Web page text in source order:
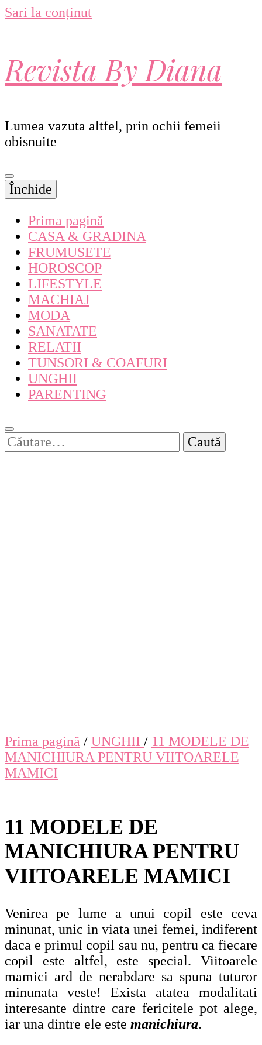
Sari la conținut
Revista By Diana
Lumea vazuta altfel, prin ochii femeii
obisnuite
Închide
Prima pagină
CASA & GRADINA
FRUMUSETE
HOROSCOP
LIFESTYLE
MACHIAJ
MODA
SANATATE
RELATII
TUNSORI & COAFURI
UNGHII
PARENTING
Caută
după:
Prima pagină / UNGHII / 11 MODELE DE
MANICHIURA PENTRU VIITOARELE
MAMICI
11 MODELE DE
MANICHIURA PENTRU
VIITOARELE MAMICI
Venirea pe lume a unui copil este ceva
minunat, unic in viata unei femei, indiferent
daca e primul copil sau nu, pentru ca fiecare
copil este altfel, este special. Viitoarele
mamici ard de nerabdare sa spuna tuturor
minunata veste! Exista atatea modalitati
interesante dintre care fericitele pot alege,
iar una dintre ele este manichiura.